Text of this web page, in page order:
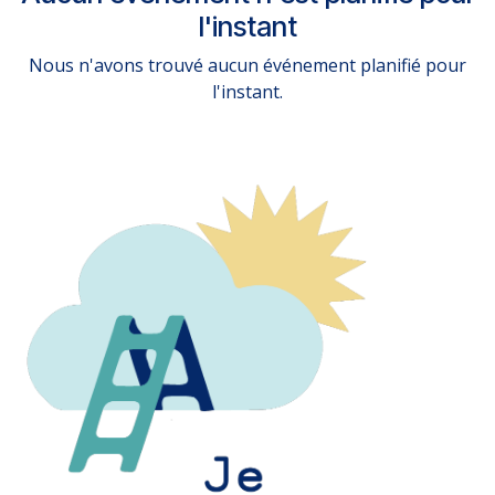
l'instant
Nous n'avons trouvé aucun événement planifié pour
l'instant.